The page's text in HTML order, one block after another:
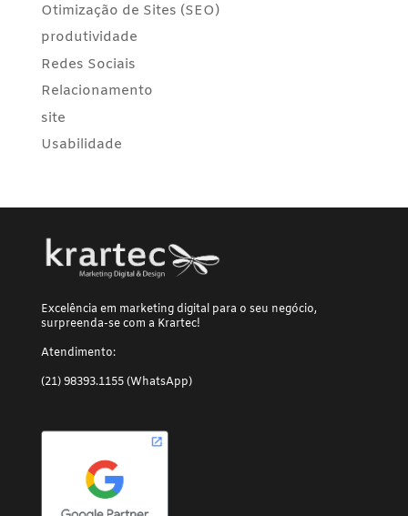
Otimização de Sites (SEO)
produtividade
Redes Sociais
Relacionamento
site
Usabilidade
Excelência em marketing digital para o seu negócio,
surpreenda-se com a Krartec!
Atendimento:
(21) 98393.1155 (WhatsApp)